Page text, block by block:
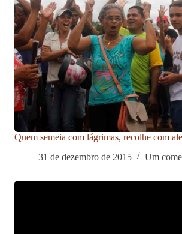
Quem semeia com lágrimas, recolhe com
31 de dezembro de 2015
Um